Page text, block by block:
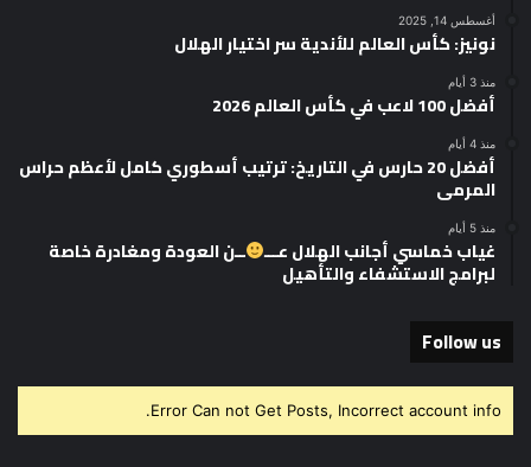
أغسطس 14, 2025
نونيز: كأس العالم للأندية سر اختيار الهلال
منذ 3 أيام
أفضل 100 لاعب في كأس العالم 2026
منذ 4 أيام
أفضل 20 حارس في التاريخ: ترتيب أسطوري كامل لأعظم حراس
المرمى
منذ 5 أيام
غياب خماسي أجانب الهلال عـــ ــن العودة ومغادرة خاصة
لبرامج الاستشفاء والتأهيل
Follow us
Error Can not Get Posts, Incorrect account info.